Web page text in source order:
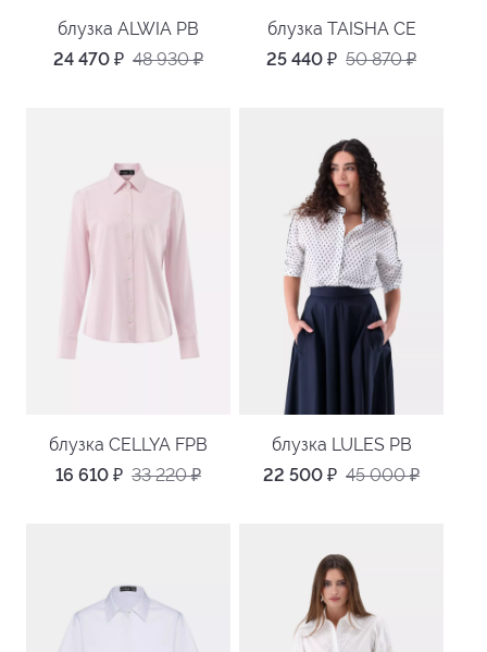
блузка ALWIA PB
24 470 ₽ 48 930₽
блузка TAISHA CE
25 440 ₽ 50 870₽
блузка CELLYA FPB
16 610 ₽ 33 220₽
блузка LULES PB
22 500 ₽ 45 000₽